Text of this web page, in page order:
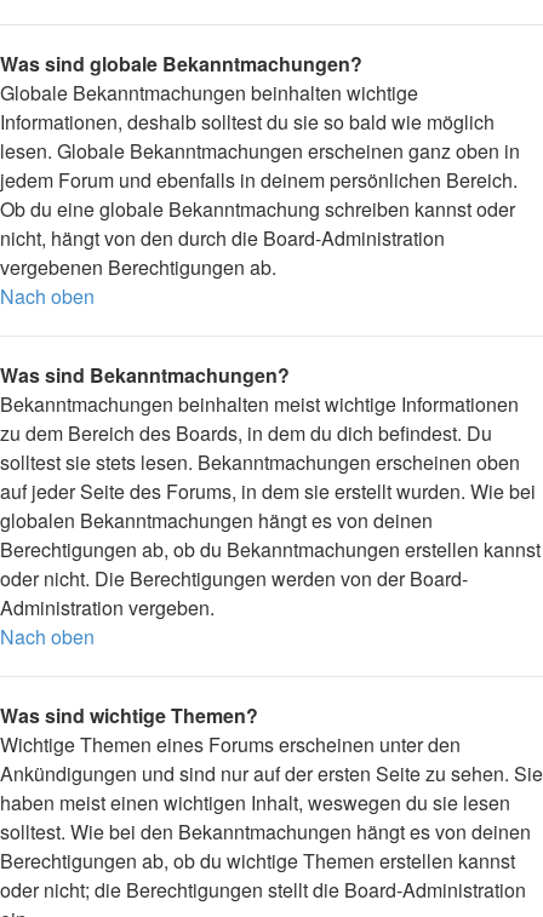
Was sind globale Bekanntmachungen?
Globale Bekanntmachungen beinhalten wichtige
Informationen, deshalb solltest du sie so bald wie möglich
lesen. Globale Bekanntmachungen erscheinen ganz oben in
jedem Forum und ebenfalls in deinem persönlichen Bereich.
Ob du eine globale Bekanntmachung schreiben kannst oder
nicht, hängt von den durch die Board-Administration
vergebenen Berechtigungen ab.
Nach oben
Was sind Bekanntmachungen?
Bekanntmachungen beinhalten meist wichtige Informationen
zu dem Bereich des Boards, in dem du dich befindest. Du
solltest sie stets lesen. Bekanntmachungen erscheinen oben
auf jeder Seite des Forums, in dem sie erstellt wurden. Wie bei
globalen Bekanntmachungen hängt es von deinen
Berechtigungen ab, ob du Bekanntmachungen erstellen kannst
oder nicht. Die Berechtigungen werden von der Board-
Administration vergeben.
Nach oben
Was sind wichtige Themen?
Wichtige Themen eines Forums erscheinen unter den
Ankündigungen und sind nur auf der ersten Seite zu sehen. Sie
haben meist einen wichtigen Inhalt, weswegen du sie lesen
solltest. Wie bei den Bekanntmachungen hängt es von deinen
Berechtigungen ab, ob du wichtige Themen erstellen kannst
oder nicht; die Berechtigungen stellt die Board-Administration